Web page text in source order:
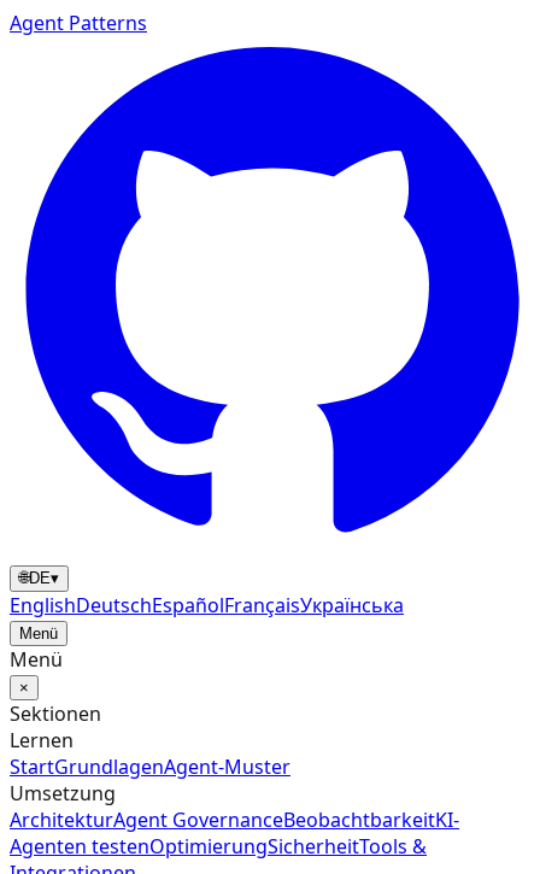
Agent Patterns
🌐DE▾
EnglishDeutschEspañolFrançaisУкраїнська
Menü
Menü
×
Sektionen
Lernen
StartGrundlagenAgent‑Muster
Umsetzung
ArchitekturAgent GovernanceBeobachtbarkeitKI-
Agenten testenOptimierungSicherheitTools &